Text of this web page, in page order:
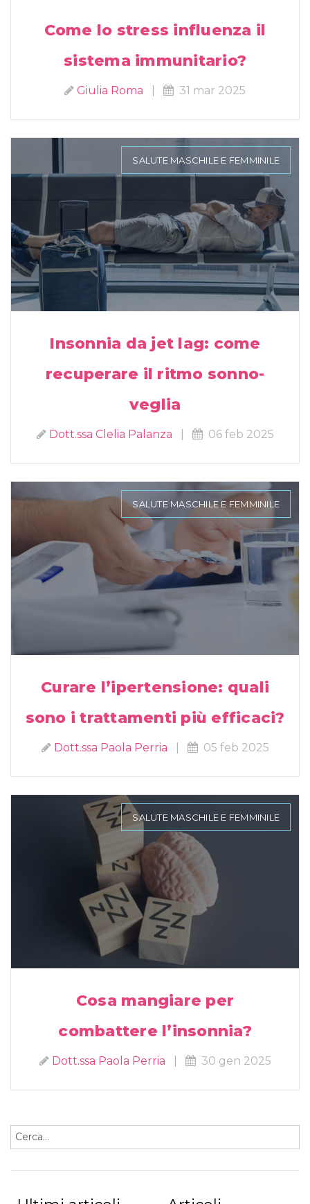
Come lo stress influenza il
sistema immunitario?
Giulia Roma 31 mar 2025
SALUTE MASCHILE E FEMMINILE
Insonnia da jet lag: come
recuperare il ritmo sonno-
veglia
Dott.ssa Clelia Palanza 06 feb 2025
SALUTE MASCHILE E FEMMINILE
Curare l’ipertensione: quali
sono i trattamenti più efficaci?
Dott.ssa Paola Perria 05 feb 2025
SALUTE MASCHILE E FEMMINILE
Cosa mangiare per
combattere l’insonnia?
Dott.ssa Paola Perria 30 gen 2025